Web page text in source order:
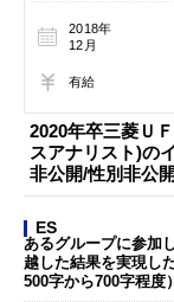
2018年
12月
有給
2020年卒三菱Ｕ
スアナリスト)の
非公開/性別非公
ES
あるグループに参加
越した結果を実現し
500字から700字程度）